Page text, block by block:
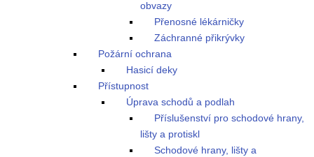
obvazy
Přenosné lékárničky
Záchranné přikrývky
Požární ochrana
Hasicí deky
Přístupnost
Úprava schodů a podlah
Příslušenství pro schodové hrany,
lišty a protiskl
Schodové hrany, lišty a